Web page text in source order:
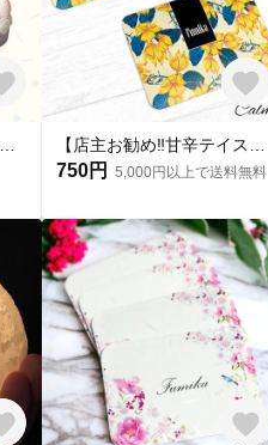
750円 5,000円以上で送料無料